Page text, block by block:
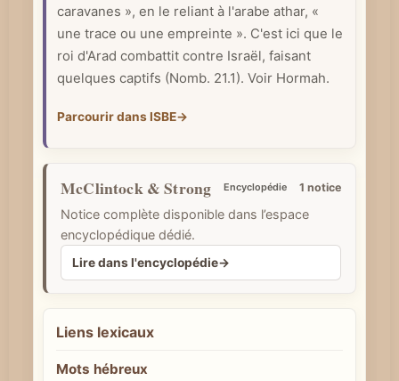
u
e
Liens lexicaux
Mots hébreux
caravanes », en le reliant à l'arabe athar, «
une trace ou une empreinte ». C'est ici que le
roi d'Arad combattit contre Israël, faisant
quelques captifs (Nomb. 21.1). Voir Hormah.
Parcourir dans ISBE→
McClintock & Strong Encyclopédie 1 notice
Notice complète disponible dans l’espace
encyclopédique dédié.
Lire dans l'encyclopédie→